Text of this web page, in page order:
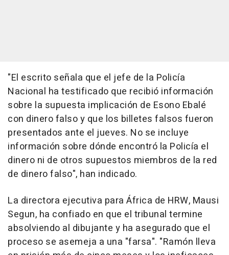
"El escrito señala que el jefe de la Policía
Nacional ha testificado que recibió información
sobre la supuesta implicación de Esono Ebalé
con dinero falso y que los billetes falsos fueron
presentados ante el jueves. No se incluye
información sobre dónde encontró la Policía el
dinero ni de otros supuestos miembros de la red
de dinero falso", han indicado.
La directora ejecutiva para África de HRW, Mausi
Segun, ha confiado en que el tribunal termine
absolviendo al dibujante y ha asegurado que el
proceso se asemeja a una "farsa". "Ramón lleva